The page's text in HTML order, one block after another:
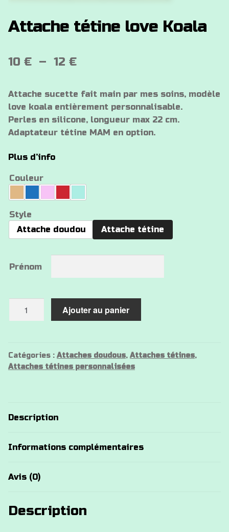
Attache tétine love Koala
10 € – 12 €Plage
prix :
10 €
à
Attache sucette fait main par mes soins, modèle
love koala entièrement personnalisable.
Perles en silicone, longueur max 22 cm.
Adaptateur tétine MAM en option.
Plus d’info
Couleur
Style
Attache doudou
Attache tétine
Prénom
love
Koala
Ajouter au panier
Catégories : Attaches doudous, Attaches tétines,
Attaches tétines personnalisées
Description
Informations complémentaires
Avis (0)
Description